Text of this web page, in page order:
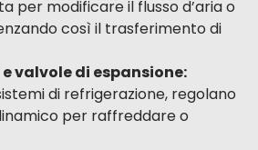
per modificare il flusso d’aria o
così il trasferimento di
valvole di espansione:
di refrigerazione, regolano
per raffreddare o